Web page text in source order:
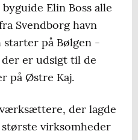
Elin Boss alle
Svendborg havn
på Bølgen -
er udsigt til de
på Østre Kaj.
der lagde
virksomheder